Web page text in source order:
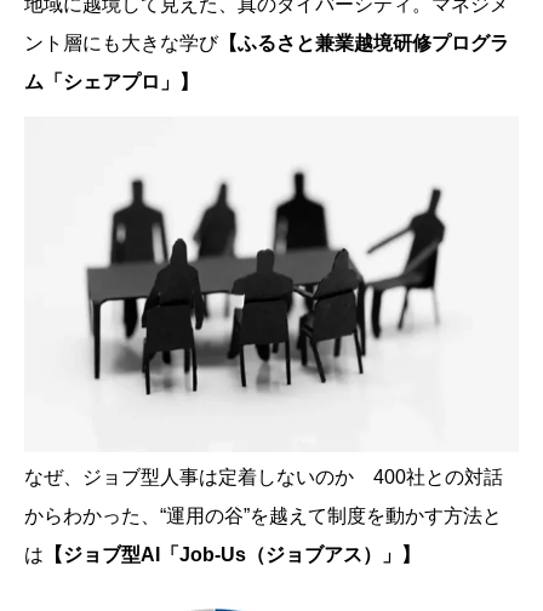
ント層にも大きな学び【ふるさと兼業越境研修プログラ
ム「シェアプロ」】
なぜ、ジョブ型人事は定着しないのか 400社との対話
からわかった、“運用の谷”を越えて制度を動かす方法と
は 【ジョブ型AI「Job-Us（ジョブアス）」】